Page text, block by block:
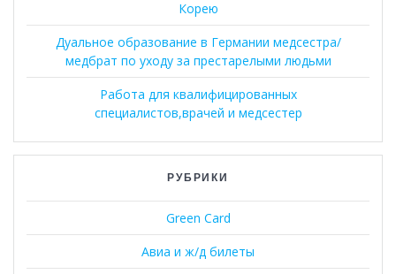
Корею
Дуальное образование в Германии медсестра/
медбрат по уходу за престарелыми людьми
Работа для квалифицированных
специалистов,врачей и медсестер
РУБРИКИ
Green Card
Авиа и ж/д билеты